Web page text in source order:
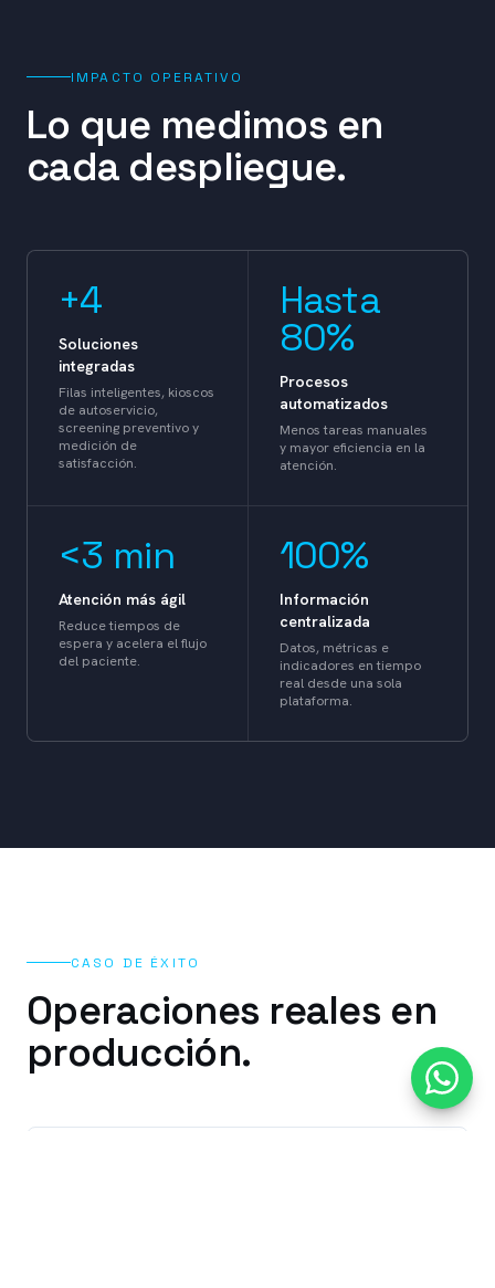
IMPACTO OPERATIVO
Lo que medimos en
cada despliegue.
+4
Soluciones
integradas
Filas inteligentes, kioscos
de autoservicio,
screening preventivo y
medición de
satisfacción.
Hasta
80%
Procesos
automatizados
Menos tareas manuales
y mayor eficiencia en la
atención.
<3 min
Atención más ágil
Reduce tiempos de
espera y acelera el flujo
del paciente.
100%
Información
centralizada
Datos, métricas e
indicadores en tiempo
real desde una sola
plataforma.
CASO DE ÉXITO
Operaciones reales en
producción.